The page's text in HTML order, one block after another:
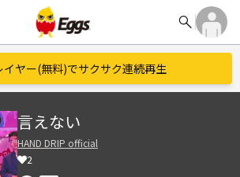
search
イヤー(無料)でサクサク連続再生
言えない
HAND DRIP official
2